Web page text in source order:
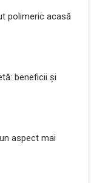
polimeric acasă
beneficii și
aspect mai